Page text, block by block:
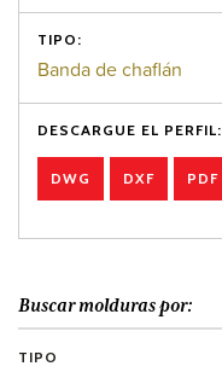
TIPO:
Banda de chaflán
DESCARGUE EL PERFIL:
DWG DXF PDF
Buscar molduras por:
TIPO